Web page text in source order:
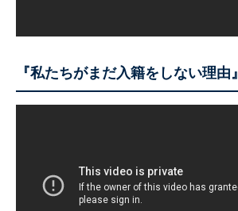
『私たちがまだ入籍をしない理由』